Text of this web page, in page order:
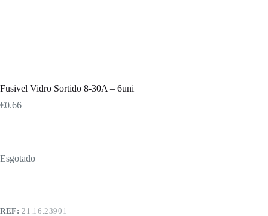
Fusivel Vidro Sortido 8-30A – 6uni
€0.66
Esgotado
REF: 21.16.23901